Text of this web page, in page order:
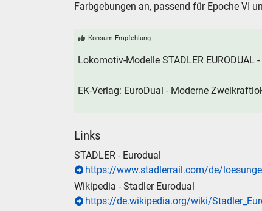
Farbgebungen an, passend für Epoche VI
Konsum-Empfehlung
Lokomotiv-Modelle STADLER EURODUAL
EK-Verlag: EuroDual - Moderne
Links
STADLER - Eurodual
https://www.stadlerrail.com/de/
Wikipedia - Stadler Eurodual
https://de.wikipedia.org/wiki/